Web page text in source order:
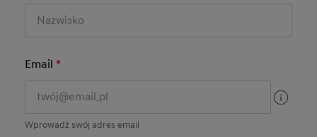
Email *Mandatory Field
Wprowadź swój adres email